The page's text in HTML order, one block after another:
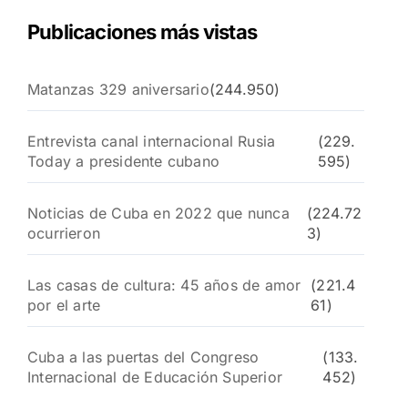
Publicaciones más vistas
Matanzas 329 aniversario(244.950)
Entrevista canal internacional Rusia
Today a presidente cubano
(229.
595)
Noticias de Cuba en 2022 que nunca
ocurrieron
(224.72
3)
Las casas de cultura: 45 años de amor
por el arte
(221.4
61)
Cuba a las puertas del Congreso
Internacional de Educación Superior
(133.
452)